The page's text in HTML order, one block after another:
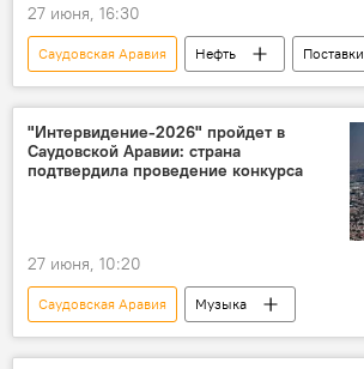
27 июня, 16:30
Саудовская Аравия Нефть
Поставки
Ормузский пролив
"Интервидение‑2026" пройдет в
Саудовской Аравии: страна
подтвердила проведение конкурса
27 июня, 10:20
Саудовская Аравия Музыка